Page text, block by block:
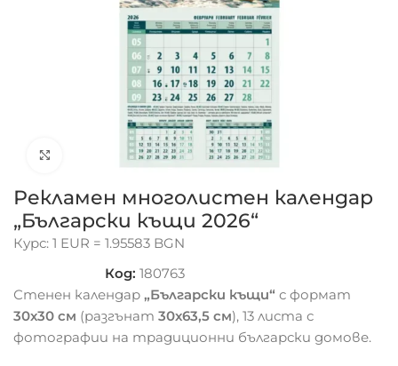
Click to enlarge
Рекламен многолистен календар
„Български къщи 2026“
Курс: 1 EUR = 1.95583 BGN
Код:180763
Стенен календар„Български къщи“ с формат
30х30 см (разгънат30х63,5 см), 13 листа с
фотографии на традиционни български домове.